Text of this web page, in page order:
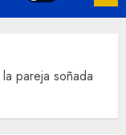
pareja soñada